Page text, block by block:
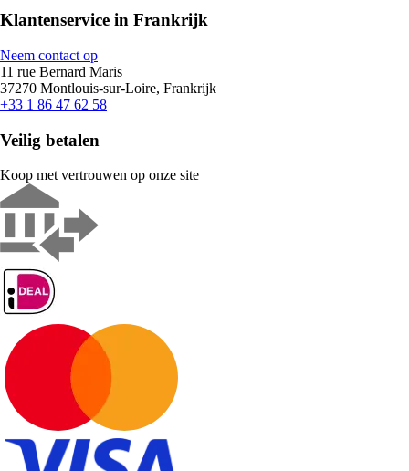
Klantenservice in Frankrijk
Neem contact op
11 rue Bernard Maris
37270 Montlouis-sur-Loire, Frankrijk
+33 1 86 47 62 58
Veilig betalen
Koop met vertrouwen op onze site